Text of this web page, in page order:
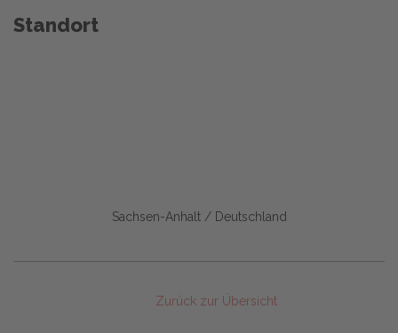
Zurück zur Übersicht
Standort
Sachsen-Anhalt / Deutschland